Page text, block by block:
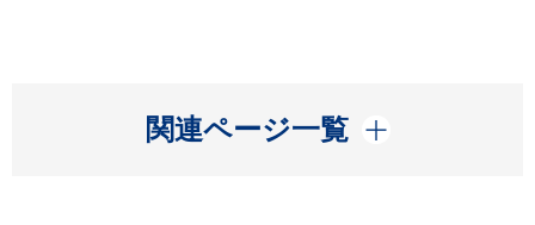
関連ページ一覧
開く